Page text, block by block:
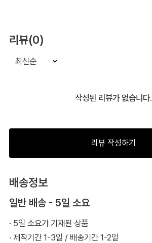
리뷰(0)
최신순
작성된 리뷰가 없습니다.
리뷰 작성하기
배송정보
일반 배송 - 5일 소요
· 5일 소요가 기재된 상품
· 제작기간 1-3일 / 배송기간 1-2일